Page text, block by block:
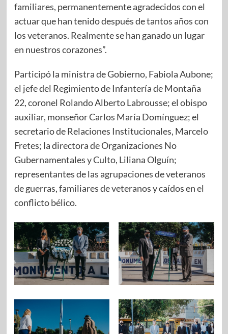
familiares, permanentemente agradecidos con el
actuar que han tenido después de tantos años con
los veteranos. Realmente se han ganado un lugar
en nuestros corazones”.
Participó la ministra de Gobierno, Fabiola Aubone;
el jefe del Regimiento de Infantería de Montaña
22, coronel Rolando Alberto Labrousse; el obispo
auxiliar, monseñor Carlos María Domínguez; el
secretario de Relaciones Institucionales, Marcelo
Fretes; la directora de Organizaciones No
Gubernamentales y Culto, Liliana Olguín;
representantes de las agrupaciones de veteranos
de guerras, familiares de veteranos y caídos en el
conflicto bélico.